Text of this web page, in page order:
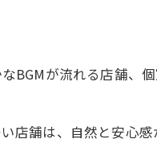
BGMが流れる店舗、
舗は、自然と安心感